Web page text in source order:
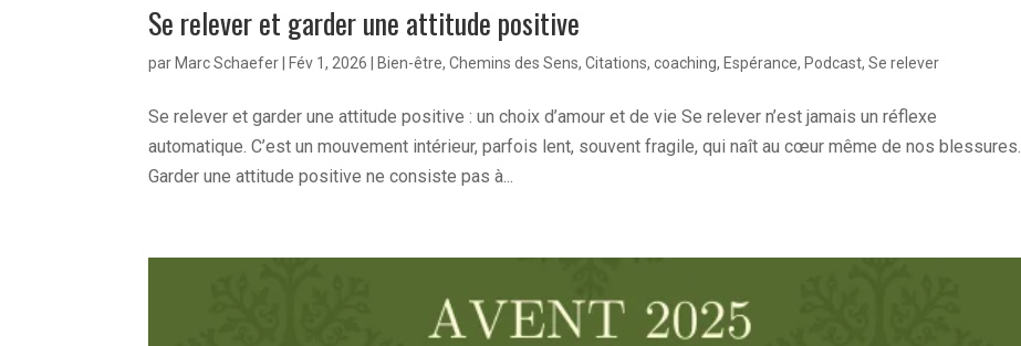
Se relever et garder une attitude positive
par Marc Schaefer Fév 1, 2026 Bien-être,Chemins des Sens,Citations,coaching, Espérance, Podcast,Se relever
Se relever et garder une attitude positive : un choix d’amour et de vie Se relever n’est jamais un réflexe
automatique. C’est un mouvement intérieur, parfois lent, souvent fragile, qui naît au cœur même de nos blessures.
Garder une attitude positive ne consiste pas à...